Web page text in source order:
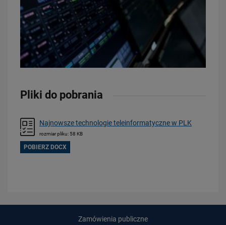
Pliki do pobrania
Najnowsze technologie teleinformatyczne w PLK
rozmiar pliku: 58 KB
POBIERZ DOCX
Zamówienia publiczne